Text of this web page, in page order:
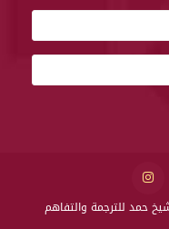
حمد للترجمة والتفاهم